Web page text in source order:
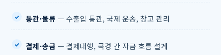
통관·물류 — 수출입 통관, 국제 운송, 창고 관리
결제·송금 — 결제대행, 국경 간 자금 흐름 설계